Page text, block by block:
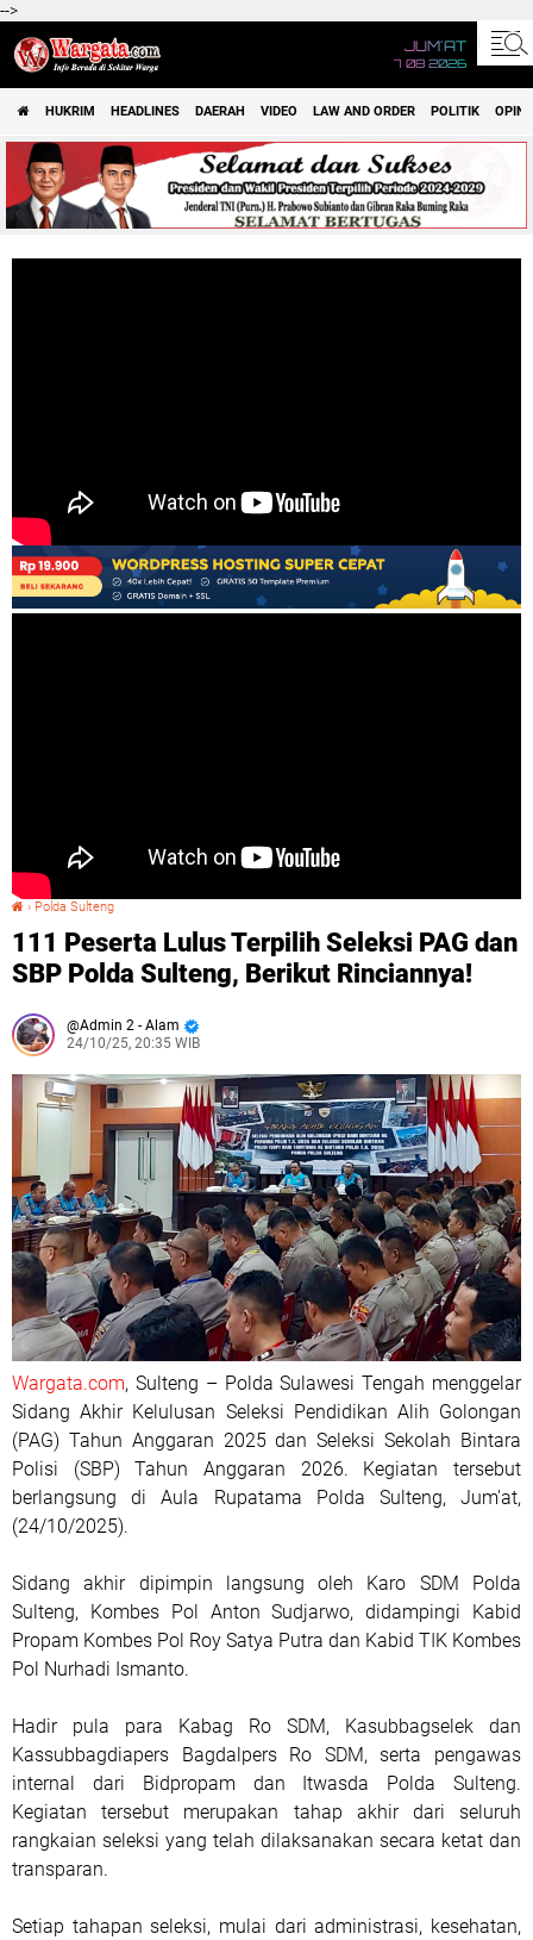
-->
JUM'AT
7 08 2026
HUKRIM HEADLINES DAERAH VIDEO LAW AND ORDER POLITIK OPINI
› Polda Sulteng
111 Peserta Lulus Terpilih Seleksi PAG dan
SBP Polda Sulteng, Berikut Rinciannya!
Admin 2 - Alam
24/10/25, 20:35 WIB
Wargata.com, Sulteng – Polda Sulawesi Tengah menggelar
Sidang Akhir Kelulusan Seleksi Pendidikan Alih Golongan
(PAG) Tahun Anggaran 2025 dan Seleksi Sekolah Bintara
Polisi (SBP) Tahun Anggaran 2026. Kegiatan tersebut
berlangsung di Aula Rupatama Polda Sulteng, Jum'at,
(24/10/2025).
Sidang akhir dipimpin langsung oleh Karo SDM Polda
Sulteng, Kombes Pol Anton Sudjarwo, didampingi Kabid
Propam Kombes Pol Roy Satya Putra dan Kabid TIK Kombes
Pol Nurhadi Ismanto.
Hadir pula para Kabag Ro SDM, Kasubbagselek dan
Kassubbagdiapers Bagdalpers Ro SDM, serta pengawas
internal dari Bidpropam dan Itwasda Polda Sulteng.
Kegiatan tersebut merupakan tahap akhir dari seluruh
rangkaian seleksi yang telah dilaksanakan secara ketat dan
transparan.
Setiap tahapan seleksi, mulai dari administrasi, kesehatan,